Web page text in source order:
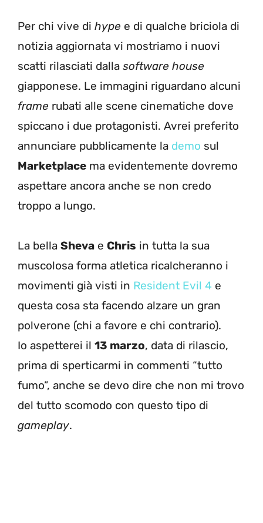
Per chi vive di hype e di qualche briciola di
notizia aggiornata vi mostriamo i nuovi
scatti rilasciati dalla software house
giapponese. Le immagini riguardano alcuni
frame rubati alle scene cinematiche dove
spiccano i due protagonisti. Avrei preferito
annunciare pubblicamente la demo sul
Marketplace ma evidentemente dovremo
aspettare ancora anche se non credo
troppo a lungo.
La bella Sheva e Chris in tutta la sua
muscolosa forma atletica ricalcheranno i
movimenti già visti in Resident Evil 4 e
questa cosa sta facendo alzare un gran
polverone (chi a favore e chi contrario).
Io aspetterei il 13 marzo, data di rilascio,
prima di sperticarmi in commenti “tutto
fumo”, anche se devo dire che non mi trovo
del tutto scomodo con questo tipo di
gameplay.